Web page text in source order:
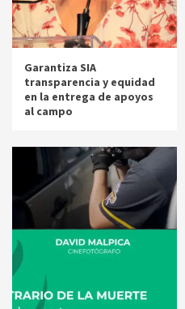
Garantiza SIA
transparencia y equidad
en la entrega de apoyos
al campo